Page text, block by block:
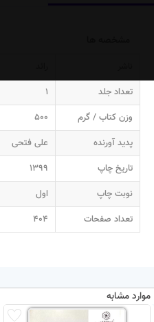
تعداد جلد
1
وزن کتاب / گرم
500
پدید آورنده
علی فتحی
تاریخ چاپ
1399
نوبت چاپ
اول
تعداد صفحات
404
موارد مشابه